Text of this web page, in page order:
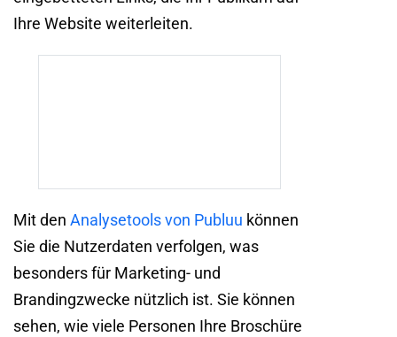
Ihre Website weiterleiten.
Mit den Analysetools von Publuu können
Sie die Nutzerdaten verfolgen, was
besonders für Marketing- und
Brandingzwecke nützlich ist. Sie können
sehen, wie viele Personen Ihre Broschüre